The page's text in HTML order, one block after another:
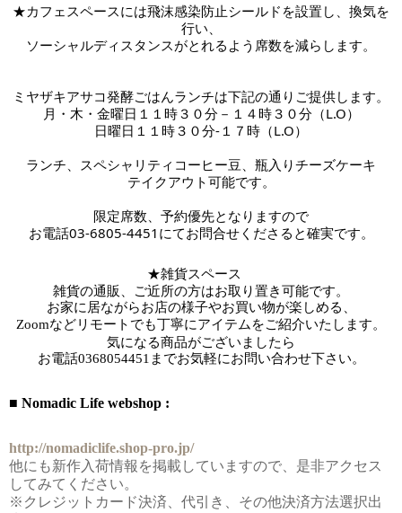
★カフェスペースには飛沫感染防止シールドを設置し、換気を
行い、
ソーシャルディスタンスがとれるよう席数を減らします。
ミヤザキアサコ発酵ごはんランチは下記の通りご提供します。
月・木・金曜日１１時３０分－１４時３０分（L.O）
日曜日１１時３０分-１７時 （L.O）
ランチ、スペシャリティコーヒー豆、瓶入りチーズケーキ
テイクアウト可能です。
限定席数、予約優先となりますので
お電話03-6805-4451にてお問合せくださると確実です。
★雑貨スペース
雑貨の通販、ご近所の方はお取り置き可能です。
お家に居ながらお店の様子やお買い物が楽しめる、
Zoomなどリモートでも丁寧にアイテムをご紹介いたします。
気になる商品がございましたら
お電話0368054451までお気軽にお問い合わせ下さい。
■ Nomadic Life webshop :
http://nomadiclife.shop-pro.jp/
他にも新作入荷情報を掲載していますので、是非アクセス
してみてください。
※クレジットカード決済、代引き、その他決済方法選択出